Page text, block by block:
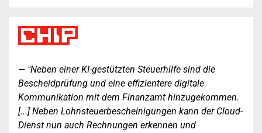
"Neben einer KI-gestützten Steuerhilfe sind die
Bescheidprüfung und eine effizientere digitale
Kommunikation mit dem Finanzamt hinzugekommen.
[...] Neben Lohnsteuerbescheinigungen kann der Cloud-
Dienst nun auch Rechnungen erkennen und